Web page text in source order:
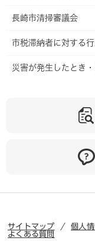
長崎市清掃審議会
市税滞納者に対する
災害が発生したとき
サイトマップ 個人
よくある質問